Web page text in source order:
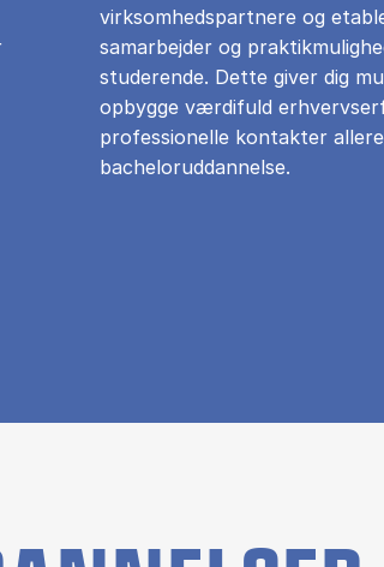
virksomhedspartnere og
samarbejder og
studerende. Dette giver dig
opbygge værdifuld
professionelle kontakter
bacheloruddannelse.